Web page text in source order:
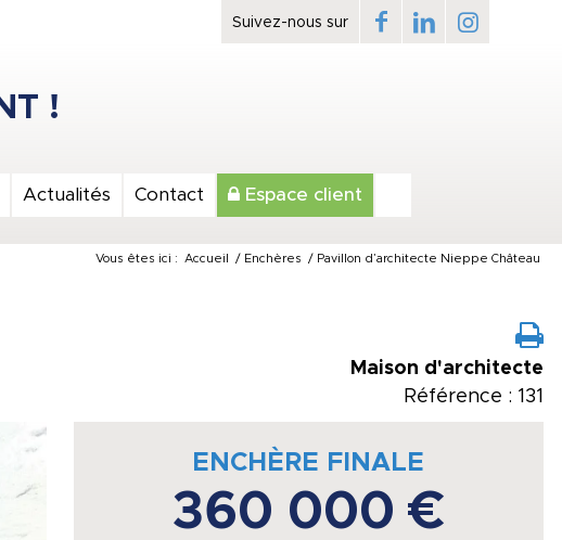
Actualités Contact Espace client
Vous êtes ici : Accueil / Enchères / Pavillon d’architecte Nieppe Château
Maison d'architecte
Référence : 131
ENCHÈRE FINALE
360 000 €